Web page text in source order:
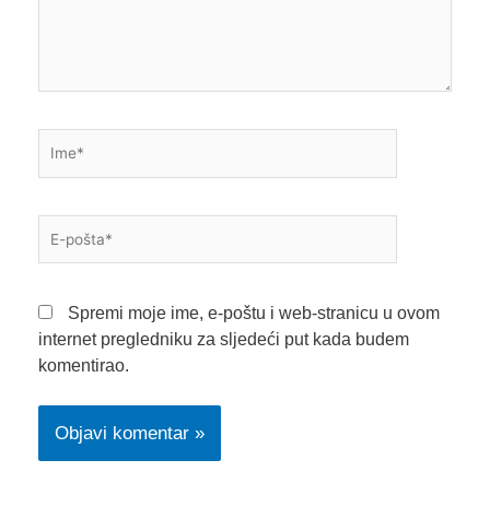
pošta*
Spremi moje ime, e-poštu i web-stranicu u ovom
internet pregledniku za sljedeći put kada budem
komentirao.